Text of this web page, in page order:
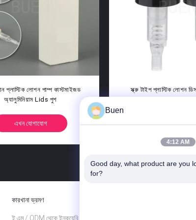
কাস্টমাইজড পুনর্ব্যবহারযোগ্য প্লাস্টিক লোশন
পাম্প নন ক্লগিং স্ক্রু হেড
এখন যোগাযোগ
ডিশ ওয়াশিং
এখন
কারখানা ভ্রমণ
ই এম / ODM থেকে ইনকয়েরি
Buen
4:12 AM
Good day, what product are you
for?